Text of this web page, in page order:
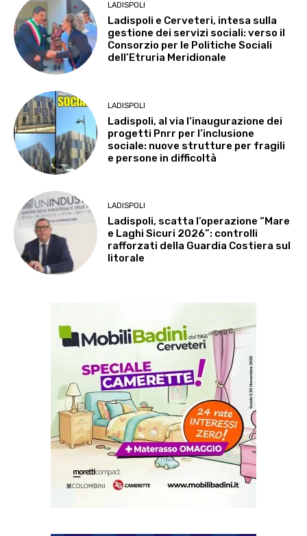
LADISPOLI
Ladispoli e Cerveteri, intesa sulla
gestione dei servizi sociali: verso il
Consorzio per le Politiche Sociali
dell’Etruria Meridionale
LADISPOLI
Ladispoli, al via l’inaugurazione dei
progetti Pnrr per l’inclusione
sociale: nuove strutture per fragili
e persone in difficoltà
LADISPOLI
Ladispoli, scatta l’operazione “Mare
e Laghi Sicuri 2026”: controlli
rafforzati della Guardia Costiera sul
litorale